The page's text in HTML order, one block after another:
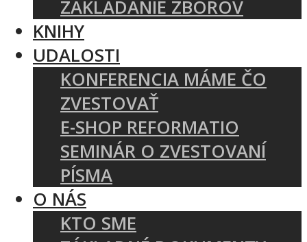
ZAKLADANIE ZBOROV
KNIHY
UDALOSTI
KONFERENCIA MÁME ČO
ZVESTOVAŤ
E-SHOP REFORMATIO
SEMINÁR O ZVESTOVANÍ
PÍSMA
O NÁS
KTO SME